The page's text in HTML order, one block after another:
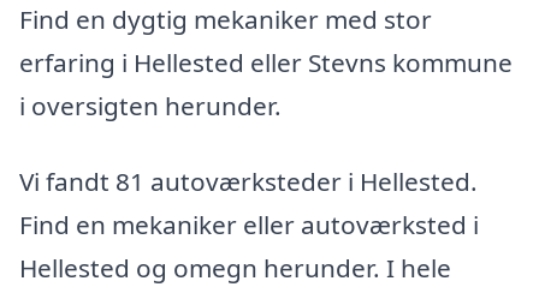
Find en dygtig mekaniker med stor
erfaring i Hellested eller Stevns kommune
i oversigten herunder.
Vi fandt 81 autoværksteder i Hellested.
Find en mekaniker eller autoværksted i
Hellested og omegn herunder. I hele